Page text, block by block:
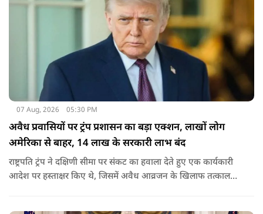
07 Aug, 2026 05:30 PM
अवैध प्रवासियों पर ट्रंप प्रशासन का बड़ा एक्शन, लाखों लोग
अमेरिका से बाहर, 14 लाख के सरकारी लाभ बंद
राष्ट्रपति ट्रंप ने दक्षिणी सीमा पर संकट का हवाला देते हुए एक कार्यकारी
आदेश पर हस्ताक्षर किए थे, जिसमें अवैध आव्रजन के खिलाफ तत्काल